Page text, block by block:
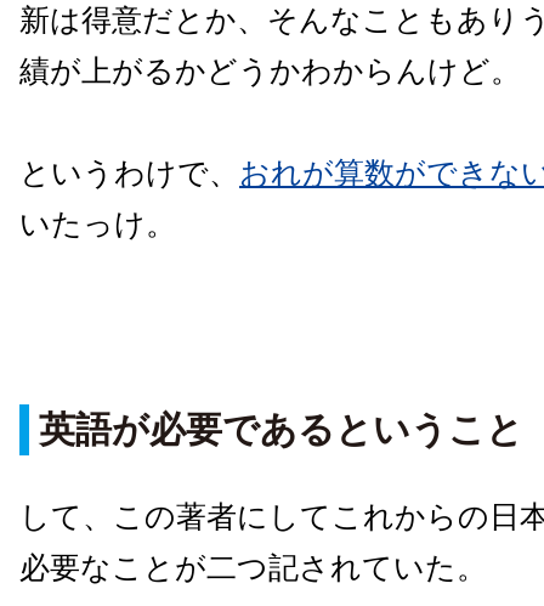
新は得意だとか、そんなこともあり
績が上がるかどうかわからんけど。
というわけで、 おれが算数ができな
いたっけ。
英語が必要であるということ
して、この著者にしてこれからの日
必要なことが二つ記されていた。